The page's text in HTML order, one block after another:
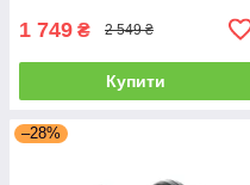
1 749 ₴ 2 549 ₴
Купити
–28%